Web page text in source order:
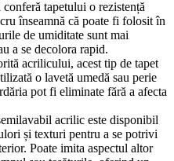
tapetului o rezistență
înseamnă că poate fi folosit în
de umiditate sunt mai
a se decolora rapid.
acrilicului, acest tip de tapet
o lavetă umedă sau perie
pot fi eliminate fără a afecta
acrilic este disponibil
și texturi pentru a se potrivi
Poate imita aspectul altor